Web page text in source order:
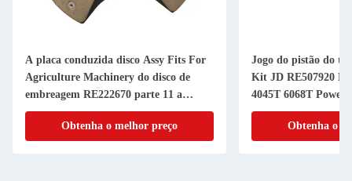
A placa conduzida disco Assy Fits For
Agriculture Machinery do disco de
embreagem RE222670 parte 11 a
RANHURA da polegada 20
Obtenha o melhor preço
Jogo do pistão do
Kit JD RE507920
4045T 6068T
cilindro do pistão
Obtenha o